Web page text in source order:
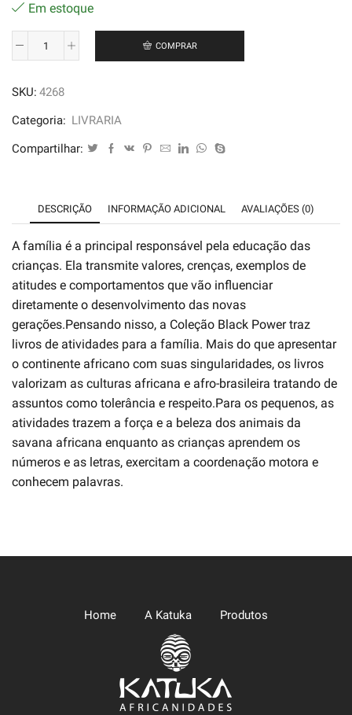
Em estoque
Aprender
Cultura
Brasileira
quantidade
COMPRAR
SKU: 4268
Categoria: LIVRARIA
Compartilhar:
DESCRIÇÃO INFORMAÇÃO ADICIONAL AVALIAÇÕES (0)
A família é a principal responsável pela educação das
crianças. Ela transmite valores, crenças, exemplos de
atitudes e comportamentos que vão influenciar
diretamente o desenvolvimento das novas
gerações.Pensando nisso, a Coleção Black Power traz
livros de atividades para a família. Mais do que apresentar
o continente africano com suas singularidades, os livros
valorizam as culturas africana e afro-brasileira tratando de
assuntos como tolerância e respeito.Para os pequenos, as
atividades trazem a força e a beleza dos animais da
savana africana enquanto as crianças aprendem os
números e as letras, exercitam a coordenação motora e
conhecem palavras.
Home A Katuka Produtos